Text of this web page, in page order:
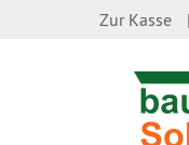
Zur Kasse